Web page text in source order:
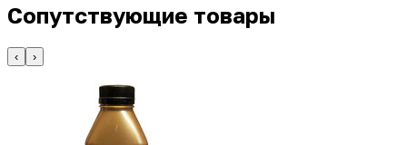
Сопутствующие товары
‹ ›